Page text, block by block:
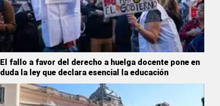
El fallo a favor del derecho a huelga docente pone en
duda la ley que declara esencial la educación